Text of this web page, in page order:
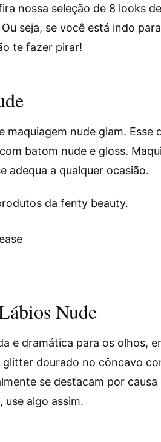
nossa seleção de 8 looks
seja, se você está indo
te fazer pirar!
maquiagem nude glam.
batom nude e gloss.
adequa a qualquer ocasião.
da fenty beauty.
Nude
e dramática para os olhos,
dourado no côncavo
se destacam por
use algo assim.